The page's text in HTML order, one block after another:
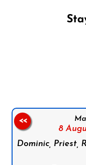
8
Dominic, Priest,
<<